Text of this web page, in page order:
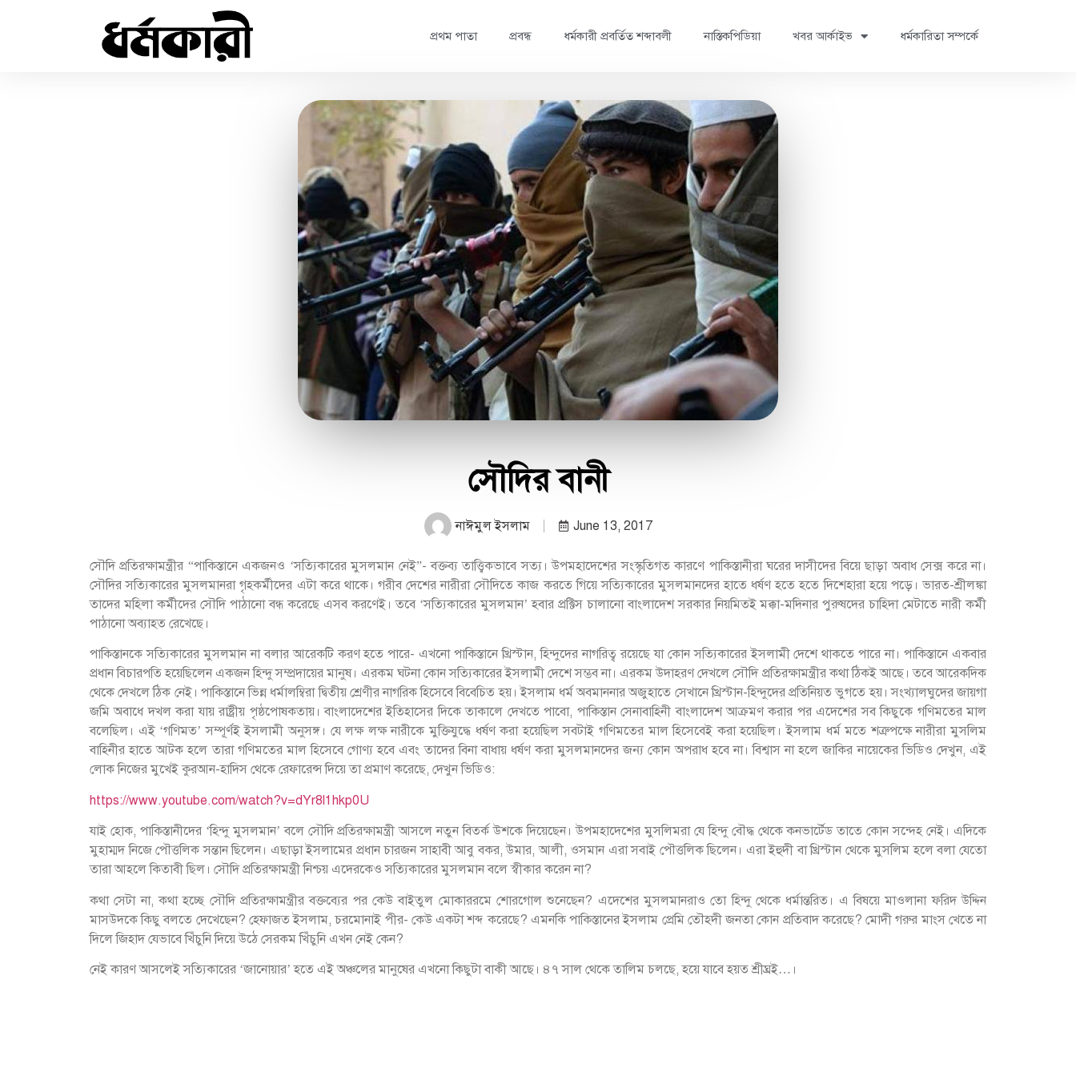
প্রথম পাতা প্রবন্ধ ধর্মকারী প্রবর্তিত শব্দাবলী নাস্তিকপিডিয়া খবর আর্কাইভ ধর্মকারিতা সম্পর্কে
সৌদির বানী
নাঈমুল ইসলাম June 13, 2017
সৌদি প্রতিরক্ষামন্ত্রীর “পাকিস্তানে একজনও ‘সত্যিকারের মুসলমান নেই”- বক্তব্য তাত্ত্বিকভাবে সত্য। উপমহাদেশের সংস্কৃতিগত কারণে পাকিস্তানীরা ঘরের দাসীদের বিয়ে ছাড়া অবাধ সেক্স করে না।
সৌদির সত্যিকারের মুসলমানরা গৃহকর্মীদের এটা করে থাকে। গরীব দেশের নারীরা সৌদিতে কাজ করতে গিয়ে সত্যিকারের মুসলমানদের হাতে ধর্ষণ হতে হতে দিশেহারা হয়ে পড়ে। ভারত-শ্রীলঙ্কা
তাদের মহিলা কর্মীদের সৌদি পাঠানো বন্ধ করেছে এসব করণেই। তবে ‘সত্যিকারের মুসলমান’ হবার প্রক্টিস চালানো বাংলাদেশ সরকার নিয়মিতই মক্কা-মদিনার পুরুষদের চাহিদা মেটাতে নারী কর্মী
পাঠানো অব্যাহত রেখেছে।
পাকিস্তানকে সত্যিকারের মুসলমান না বলার আরেকটি করণ হতে পারে- এখনো পাকিস্তানে খ্রিস্টান, হিন্দুদের নাগরিত্ব রয়েছে যা কোন সত্যিকারের ইসলামী দেশে থাকতে পারে না। পাকিস্তানে একবার
প্রধান বিচারপতি হয়েছিলেন একজন হিন্দু সম্প্রদায়ের মানুষ। এরকম ঘটনা কোন সত্যিকারের ইসলামী দেশে সম্ভব না। এরকম উদাহরণ দেখলে সৌদি প্রতিরক্ষামন্ত্রীর কথা ঠিকই আছে। তবে আরেকদিক
থেকে দেখলে ঠিক নেই। পাকিস্তানে ভিন্ন ধর্মালম্বিরা দ্বিতীয় শ্রেণীর নাগরিক হিসেবে বিবেচিত হয়। ইসলাম ধর্ম অবমাননার অজুহাতে সেখানে খ্রিস্টান-হিন্দুদের প্রতিনিয়ত ভুগতে হয়। সংখ্যালঘুদের জায়গা
জমি অবাধে দখল করা যায় রাষ্ট্রীয় পৃষ্ঠপোষকতায়। বাংলাদেশের ইতিহাসের দিকে তাকালে দেখতে পাবো, পাকিস্তান সেনাবাহিনী বাংলাদেশ আক্রমণ করার পর এদেশের সব কিছুকে গণিমতের মাল
বলেছিল। এই ‘গণিমত’ সম্পূর্ণই ইসলামী অনুসঙ্গ। যে লক্ষ লক্ষ নারীকে মুক্তিযুদ্ধে ধর্ষণ করা হয়েছিল সবটাই গণিমতের মাল হিসেবেই করা হয়েছিল। ইসলাম ধর্ম মতে শত্রুপক্ষে নারীরা মুসলিম
বাহিনীর হাতে আটক হলে তারা গণিমতের মাল হিসেবে গোণ্য হবে এবং তাদের বিনা বাধায় ধর্ষণ করা মুসলমানদের জন্য কোন অপরাধ হবে না। বিশ্বাস না হলে জাকির নায়েকের ভিডিও দেখুন, এই
লোক নিজের মুখেই কুরআন-হাদিস থেকে রেফারেন্স দিয়ে তা প্রমাণ করেছে, দেখুন ভিডিও:
https://www.youtube.com/watch?v=dYr8l1hkp0U
যাই হোক, পাকিস্তানীদের ‘হিন্দু মুসলমান’ বলে সৌদি প্রতিরক্ষামন্ত্রী আসলে নতুন বিতর্ক উশকে দিয়েছেন। উপমহাদেশের মুসলিমরা যে হিন্দু বৌদ্ধ থেকে কনভার্টেড তাতে কোন সন্দেহ নেই। এদিকে
মুহাম্মদ নিজে পৌত্তলিক সন্তান ছিলেন। এছাড়া ইসলামের প্রধান চারজন সাহাবী আবু বকর, উমার, আলী, ওসমান এরা সবাই পৌত্তলিক ছিলেন। এরা ইহুদী বা খ্রিস্টান থেকে মুসলিম হলে বলা যেতো
তারা আহলে কিতাবী ছিল। সৌদি প্রতিরক্ষামন্ত্রী নিশ্চয় এদেরকেও সত্যিকারের মুসলমান বলে স্বীকার করেন না?
কথা সেটা না, কথা হচ্ছে সৌদি প্রতিরক্ষামন্ত্রীর বক্তব্যের পর কেউ বাইতুল মোকাররমে শোরগোল শুনেছেন? এদেশের মুসলমানরাও তো হিন্দু থেকে ধর্মান্তরিত। এ বিষয়ে মাওলানা ফরিদ উদ্দিন
মাসউদকে কিছু বলতে দেখেছেন? হেফাজত ইসলাম, চরমোনাই পীর- কেউ একটা শব্দ করেছে? এমনকি পাকিস্তানের ইসলাম প্রেমি তৌহদী জনতা কোন প্রতিবাদ করেছে? মোদী গরুর মাংস খেতে না
দিলে জিহাদ যেভাবে খিঁচুনি দিয়ে উঠে সেরকম খিঁচুনি এখন নেই কেন?
নেই কারণ আসলেই সত্যিকারের ‘জানোয়ার’ হতে এই অঞ্চলের মানুষের এখনো কিছুটা বাকী আছে। ৪৭ সাল থেকে তালিম চলছে, হয়ে যাবে হয়ত শ্রীঘ্রই…।